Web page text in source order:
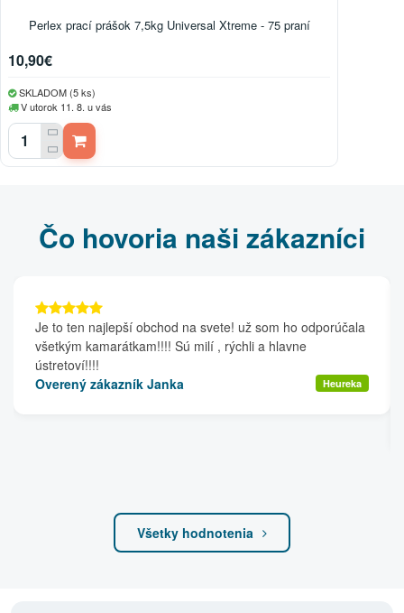
Perlex prací prášok 7,5kg Universal Xtreme - 75 praní
10,90€
SKLADOM (5 ks)
V utorok 11. 8. u vás
Čo hovoria naši zákazníci
Je to ten najlepší obchod na svete! už som ho odporúčala
všetkým kamarátkam!!!! Sú milí , rýchli a hlavne
ústretoví!!!!
Overený zákazník Janka
Heureka
Všetky hodnotenia